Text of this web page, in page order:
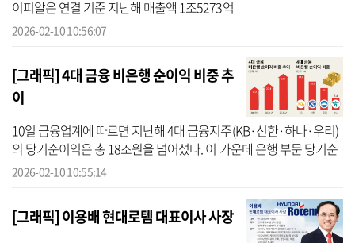
이피알은 연결 기준 지난해 매출액 1조5273억
원, 영업이익 3654억원을 기록했다. 매출은 전
2026-02-10 10:56:07
[그래픽] 4대 금융 비은행 순이익 비중 추
이
10일 금융업계에 따르면 지난해 4대 금융지주(KB·신한·하나·우리)
의 당기순이익은 총 18조원을 넘어섰다. 이 가운데 은행 부문 당기순
이익은 14조48억원으로, 전체의 76.3%를 차지했다. 은행 당기순이
2026-02-10 10:55:14
[그래픽] 이용배 현대로템 대표이사 사장